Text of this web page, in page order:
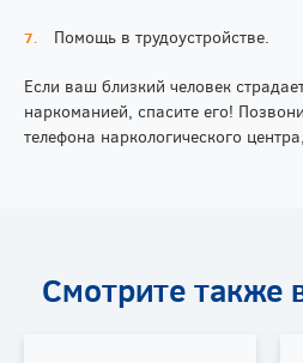
Помощь в трудоустройстве.
Если ваш близкий человек
наркоманией, спасите его!
телефона наркологического
Смотрите также
Наркологический